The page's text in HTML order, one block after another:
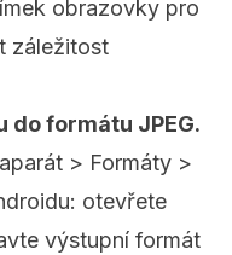
obrazovky pro
záležitost
formátu JPEG.
> Formáty >
otevřete
výstupní formát